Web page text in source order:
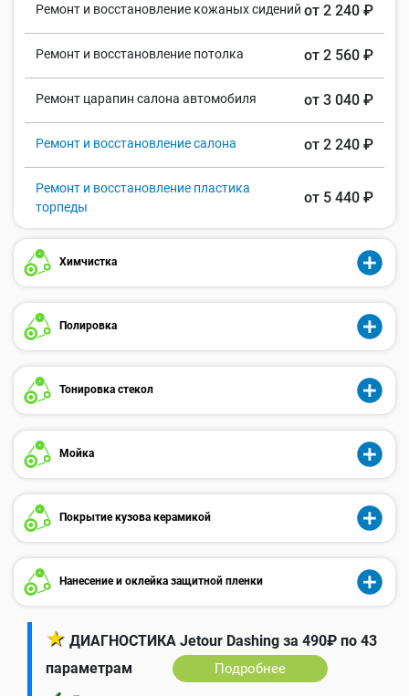
Ремонт и восстановление кожаных сидений от 2 240 ₽
Ремонт и восстановление потолка от 2 560 ₽
Ремонт царапин салона автомобиля от 3 040 ₽
Ремонт и восстановление салона от 2 240 ₽
Ремонт и восстановление пластика
торпеды
от 5 440 ₽
Химчистка
Полировка
Тонировка стекол
Мойка
Покрытие кузова керамикой
Нанесение и оклейка защитной пленки
★ ДИАГНОСТИКА Jetour Dashing за 490₽ по 43
параметрам
Подробнее